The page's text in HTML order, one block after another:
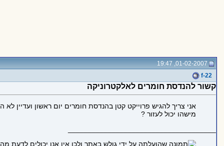
01-02-2007, 19:47
f-22
קשור להנדסת חומרים לאלקטרוניקה
אני צריך להגיש פרוייקט קטן בהנדסת חומרים יום ראשון ועדיין לא
מישהו יכול לעזור ?